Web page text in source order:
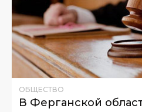
ОБЩЕСТВО
В Ферганской